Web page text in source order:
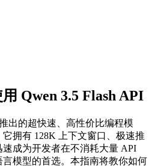
Qwen 3.5 Flash API
出的超快速、高性价比编程模
拥有 128K 上下文窗口、极速推
成为开发者在不消耗大量 API
模型的首选。本指南将教你如何